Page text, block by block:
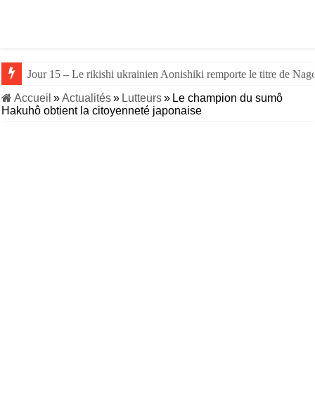
Jour 15 – Le rikishi ukrainien Aonishiki remporte le titre de
Accueil »Actualités» Lutteurs» Le champion du sumô
Hakuhô obtient la citoyenneté japonaise